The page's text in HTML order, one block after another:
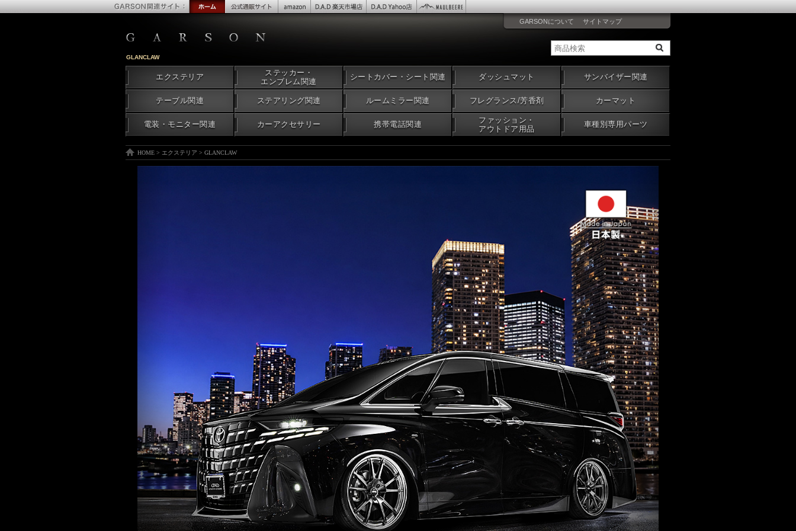
エクステリア
ステッカー・
エンブレム関連
シートカバー・シート関連 ダッシュマット サンバイザー関連
テーブル関連 ステアリング関連 ルームミラー関連 フレグランス/芳香剤 カーマット
電装・モニター関連 カーアクセサリー 携帯電話関連
ファッション・
アウトドア用品
車種別専用パーツ
GARSONについて サイトマップ
GLANCLAW
HOME > エクステリア > GLANCLAW